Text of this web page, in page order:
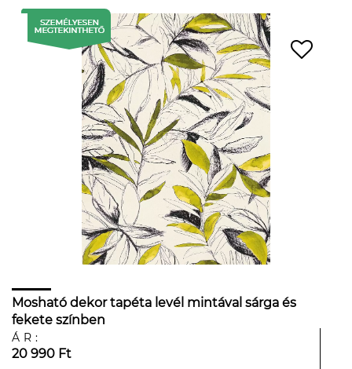
Mosható dekor tapéta levél mintával sárga és
fekete színben
ÁR:
20 990 Ft